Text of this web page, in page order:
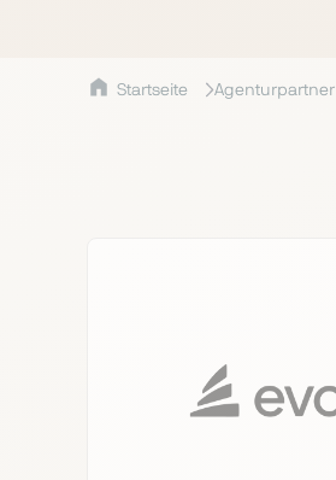
Startseite Agenturpartner